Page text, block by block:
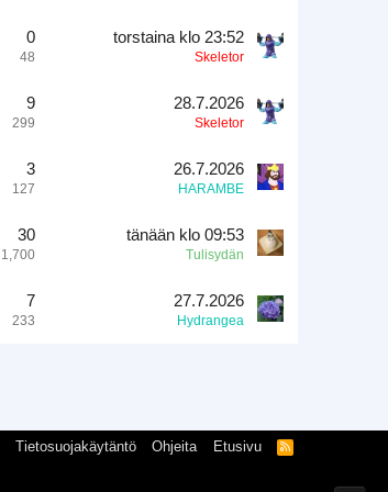
0
48
torstaina klo 23:52
Skeletor
9
299
28.7.2026
Skeletor
3
127
26.7.2026
HARAMBE
30
1,700
tänään klo 09:53
Tulisydän
7
233
27.7.2026
Hydrangea
Tietosuojakäytäntö Ohjeita Etusivu
R